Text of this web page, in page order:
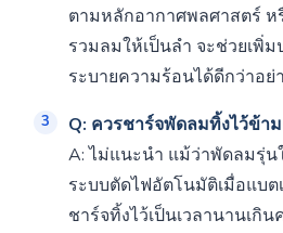
ตามหลักอากาศพลศาสตร์ ห
รวมลมให้เป็นลำ จะช่วยเพิ่
ระบายความร้อนได้ดีกว่าอย่
Q: ควรชาร์จพัดลมทิ้งไว้ข้า
A: ไม่แนะนำ แม้ว่าพัดลมรุ่
ระบบตัดไฟอัตโนมัติเมื่อแบต
ชาร์จทิ้งไว้เป็นเวลานานเกิ